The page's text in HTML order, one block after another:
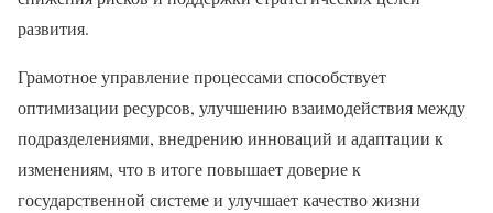
развития.
Грамотное управление процессами способствует
оптимизации ресурсов, улучшению взаимодействия между
подразделениями, внедрению инноваций и адаптации к
изменениям, что в итоге повышает доверие к
государственной системе и улучшает качество жизни